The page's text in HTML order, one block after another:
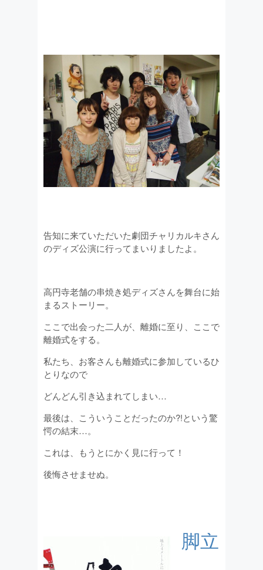
告知に来ていただいた劇団チャリカルキさん
のディズ公演に行ってまいりましたよ。
高円寺老舗の串焼き処ディズさんを舞台に始
まるストーリー。
ここで出会った二人が、離婚に至り、ここで
離婚式をする。
私たち、お客さんも離婚式に参加しているひ
とりなので
どんどん引き込まれてしまい…
最後は、こういうことだったのか?!という驚
愕の結末…。
これは、もうとにかく見に行って！
後悔させませぬ。
脚立